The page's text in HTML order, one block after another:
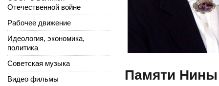
Памяти
Отечественной войне
Рабочее движение
Идеология, экономика,
политика
Советская музыка
Видео фильмы